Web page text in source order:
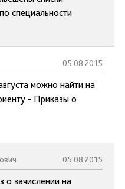
специальности
05.08.2015
можно найти на
- Приказы о
05.08.2015
о зачислении на